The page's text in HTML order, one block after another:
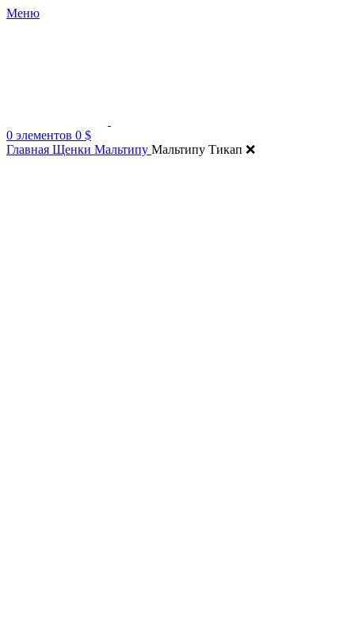
Меню
0 элементов 0 $
Главная Щенки Мальтипу Мальтипу Тикап ❌